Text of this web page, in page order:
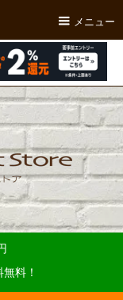
メニュー
料！